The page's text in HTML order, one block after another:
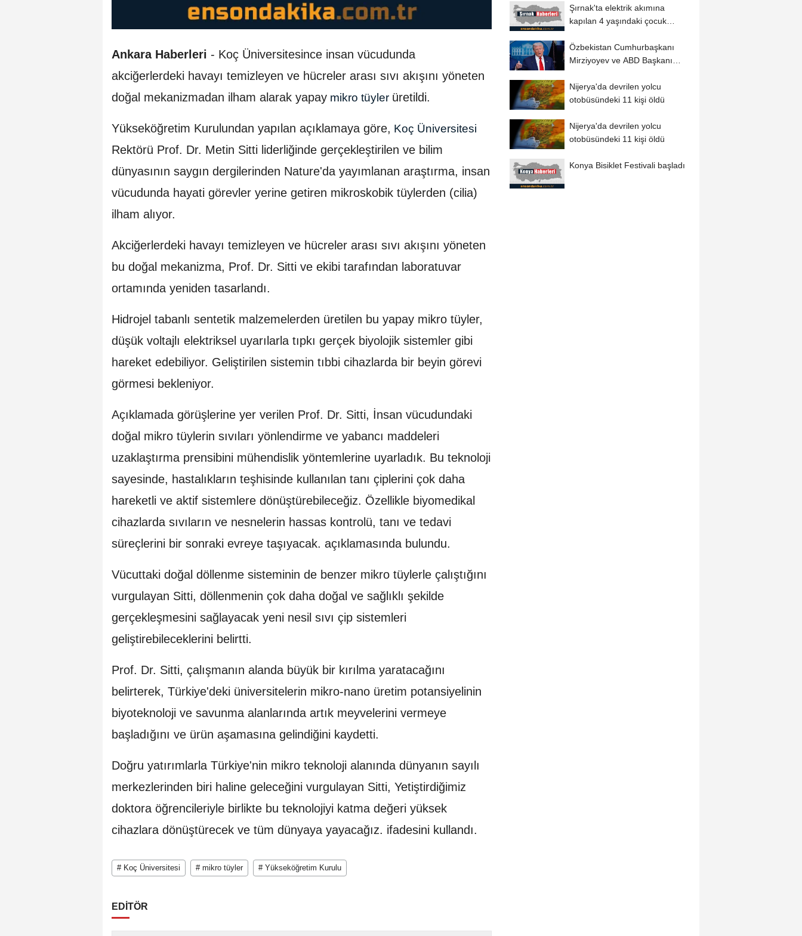
Ankara Haberleri - Koç Üniversitesince insan vücudunda
akciğerlerdeki havayı temizleyen ve hücreler arası sıvı akışını yöneten
doğal mekanizmadan ilham alarak yapay mikro tüyler üretildi.
Yükseköğretim Kurulundan yapılan açıklamaya göre, Koç Üniversitesi
Rektörü Prof. Dr. Metin Sitti liderliğinde gerçekleştirilen ve bilim
dünyasının saygın dergilerinden Nature'da yayımlanan araştırma, insan
vücudunda hayati görevler yerine getiren mikroskobik tüylerden (cilia)
ilham alıyor.
Akciğerlerdeki havayı temizleyen ve hücreler arası sıvı akışını yöneten
bu doğal mekanizma, Prof. Dr. Sitti ve ekibi tarafından laboratuvar
ortamında yeniden tasarlandı.
Hidrojel tabanlı sentetik malzemelerden üretilen bu yapay mikro tüyler,
düşük voltajlı elektriksel uyarılarla tıpkı gerçek biyolojik sistemler gibi
hareket edebiliyor. Geliştirilen sistemin tıbbi cihazlarda bir beyin görevi
görmesi bekleniyor.
Açıklamada görüşlerine yer verilen Prof. Dr. Sitti, İnsan vücudundaki
doğal mikro tüylerin sıvıları yönlendirme ve yabancı maddeleri
uzaklaştırma prensibini mühendislik yöntemlerine uyarladık. Bu teknoloji
sayesinde, hastalıkların teşhisinde kullanılan tanı çiplerini çok daha
hareketli ve aktif sistemlere dönüştürebileceğiz. Özellikle biyomedikal
cihazlarda sıvıların ve nesnelerin hassas kontrolü, tanı ve tedavi
süreçlerini bir sonraki evreye taşıyacak. açıklamasında bulundu.
Vücuttaki doğal döllenme sisteminin de benzer mikro tüylerle çalıştığını
vurgulayan Sitti, döllenmenin çok daha doğal ve sağlıklı şekilde
gerçekleşmesini sağlayacak yeni nesil sıvı çip sistemleri
geliştirebileceklerini belirtti.
Prof. Dr. Sitti, çalışmanın alanda büyük bir kırılma yaratacağını
belirterek, Türkiye'deki üniversitelerin mikro-nano üretim potansiyelinin
biyoteknoloji ve savunma alanlarında artık meyvelerini vermeye
başladığını ve ürün aşamasına gelindiğini kaydetti.
Doğru yatırımlarla Türkiye'nin mikro teknoloji alanında dünyanın sayılı
merkezlerinden biri haline geleceğini vurgulayan Sitti, Yetiştirdiğimiz
doktora öğrencileriyle birlikte bu teknolojiyi katma değeri yüksek
cihazlara dönüştürecek ve tüm dünyaya yayacağız. ifadesini kullandı.
# Koç Üniversitesi # mikro tüyler # Yükseköğretim Kurulu
EDİTÖR
Şırnak'ta elektrik akımına
kapılan 4 yaşındaki çocuk
Özbekistan Cumhurbaşkanı
Mirziyoyev ve ABD Başkanı
Nijerya'da devrilen yolcu
otobüsündeki 11 kişi öldü
Nijerya'da devrilen yolcu
otobüsündeki 11 kişi öldü
Konya Bisiklet Festivali başladı